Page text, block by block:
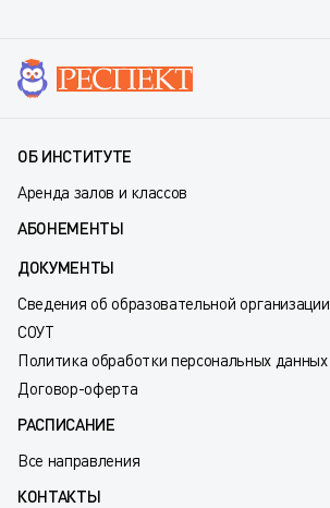
ОБ ИНСТИТУТЕ
Аренда залов и классов
АБОНЕМЕНТЫ
ДОКУМЕНТЫ
Сведения об образовательной организации
СОУТ
Политика обработки персональных данных
Договор-оферта
РАСПИСАНИЕ
Все направления
КОНТАКТЫ